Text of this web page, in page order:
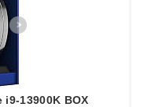
i9-13900K BOX